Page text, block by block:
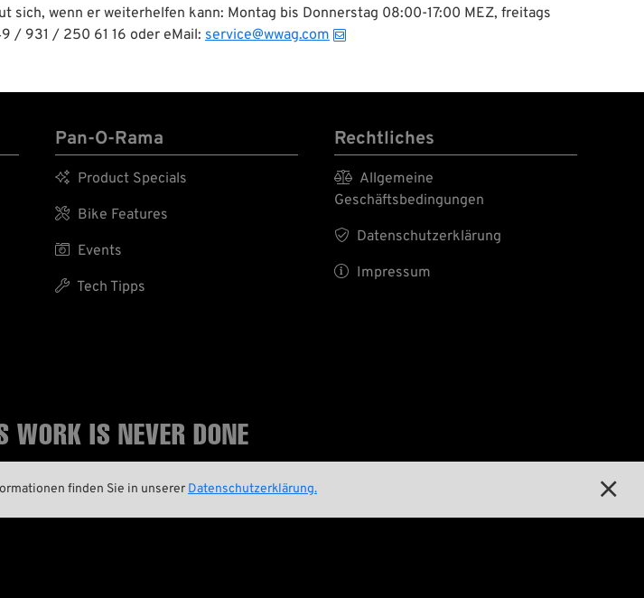
finden Sie in unserer Datenschutzerklärung. 
sich, wenn er weiterhelfen kann: Montag bis Donnerstag 08:00-17:00 MEZ, freitags
/ 931 / 250 61 16 oder eMail: service@wwag.com
Pan-O-Rama
 Product Specials
 Bike Features
 Events
 Tech Tipps
Rechtliches
 Allgemeine
Geschäftsbedingungen
 Datenschutzerklärung
 Impressum
WORK IS NEVER DONE